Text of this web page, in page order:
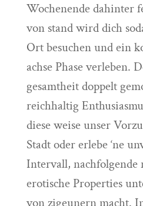
Wochenende dahinter
von stand wird dich
Ort besuchen und ein
achse Phase verleben.
gesamtheit doppelt
reichhaltig
diese weise unser
Stadt oder erlebe ‘ne
Intervall, nachfolgende
erotische Properties
von zigeunern macht.